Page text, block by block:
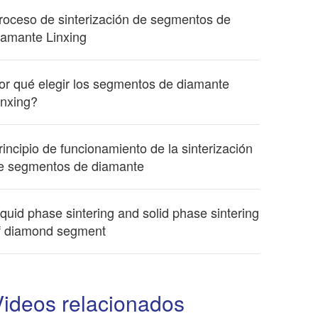
de sinterización de segmentos de
Linxing
qué elegir los segmentos de diamante
de funcionamiento de la sinterización
segmentos de diamante
phase sintering and solid phase sintering
diamond segment
relacionados